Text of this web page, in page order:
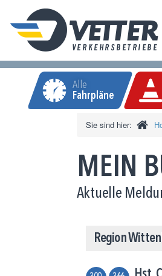
Alle
Fahrpläne
Sie sind hier:
MEIN
Aktuelle
Region